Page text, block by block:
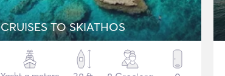
CRUISES TO SKIATHOS